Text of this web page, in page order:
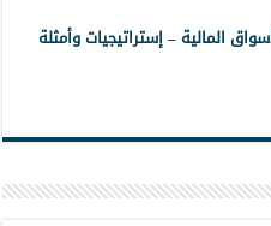
المالية – إستراتيجيات وأمثلة